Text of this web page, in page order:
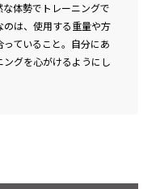
体勢でトレーニングで
は、使用する重量や方
ていること。自分にあ
グを心がけるようにし